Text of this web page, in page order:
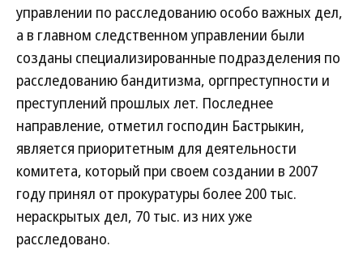
управлении по расследованию особо важных дел,
а в главном следственном управлении были
созданы специализированные подразделения по
расследованию бандитизма, оргпреступности и
преступлений прошлых лет. Последнее
направление, отметил господин Бастрыкин,
является приоритетным для деятельности
комитета, который при своем создании в 2007
году принял от прокуратуры более 200 тыс.
нераскрытых дел, 70 тыс. из них уже
расследовано.